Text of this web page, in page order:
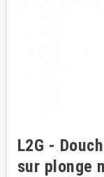
L2G -
sur plonge